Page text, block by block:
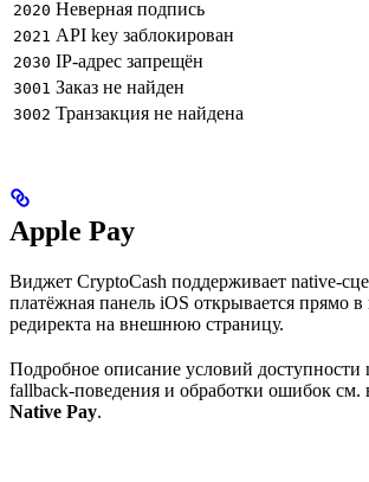
2020 Неверная подпись
2021 API key заблокирован
2030 IP-адрес запрещён
3001 Заказ не найден
3002 Транзакция не найдена
Apple Pay
Виджет CryptoCash поддерживает native-
платёжная панель iOS открывается прямо в
редиректа на внешнюю страницу.
Подробное описание условий доступности
fallback-поведения и обработки ошибок см.
Native Pay.